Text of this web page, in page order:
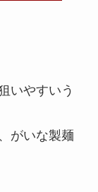
いやすいう
がいな製麺